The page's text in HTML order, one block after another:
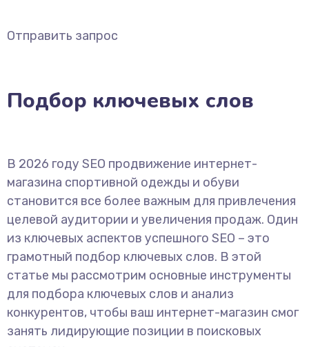
Отправить запрос
Подбор ключевых слов
В 2026 году SEO продвижение интернет-
магазина спортивной одежды и обуви
становится все более важным для привлечения
целевой аудитории и увеличения продаж. Один
из ключевых аспектов успешного SEO – это
грамотный подбор ключевых слов. В этой
статье мы рассмотрим основные инструменты
для подбора ключевых слов и анализ
конкурентов, чтобы ваш интернет-магазин смог
занять лидирующие позиции в поисковых